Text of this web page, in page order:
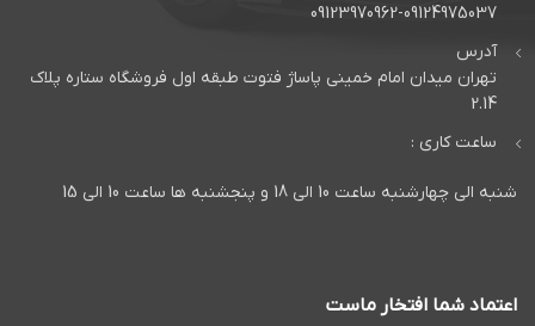
09123970962-09124975037
آدرس
تهران میدان امام خمینی پاساژ فتوت طبقه اول فروشگاه ستاره پلاک
2.14
ساعت کاری :
شنبه الی چهارشنبه ساعت 10 الی 18 و پنجشنبه ها ساعت 10 الی 15
اعتماد شما افتخار ماست